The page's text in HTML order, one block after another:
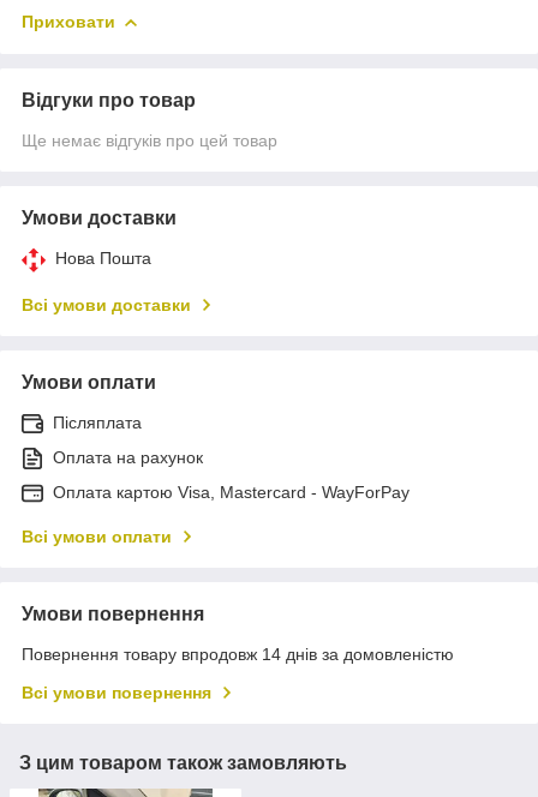
Приховати
Відгуки про товар
Ще немає відгуків про цей товар
Умови доставки
Нова Пошта
Всі умови доставки
Умови оплати
Післяплата
Оплата на рахунок
Оплата картою Visa, Mastercard - WayForPay
Всі умови оплати
Умови повернення
Повернення товару впродовж 14 днів за домовленістю
Всі умови повернення
З цим товаром також замовляють